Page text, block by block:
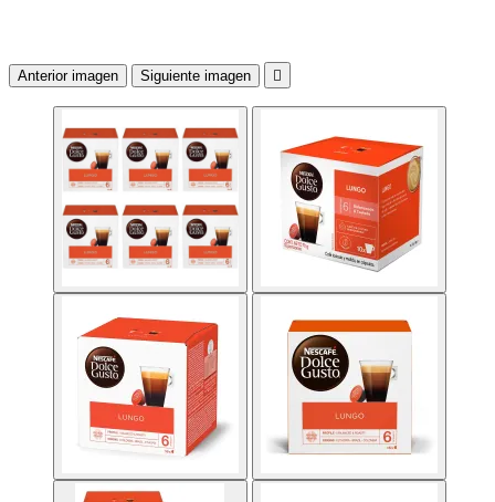
Anterior imagen Siguiente imagen 